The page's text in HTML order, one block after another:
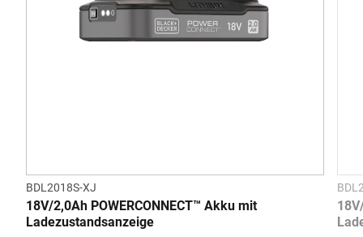
BDL2018S-XJ
18V/2,0Ah POWERCONNECT™ Akku mit
Ladezustandsanzeige